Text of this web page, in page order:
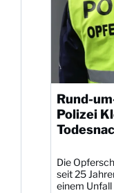
Rund-
Polizei
Die
seit 25
einem Unfall